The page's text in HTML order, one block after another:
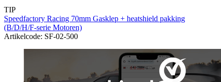
TIP
Speedfactory Racing 70mm Gasklep + heatshield pakking
(B/D/H/F-serie Motoren)
Artikelcode: SF-02-500